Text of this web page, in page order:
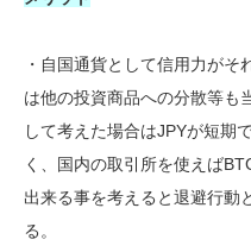
・自国通貨として信用力が
は他の投資商品への分散等も
して考えた場合はJPYが短期
く、国内の取引所を使えば
出来る事を考えると退避行動
る。